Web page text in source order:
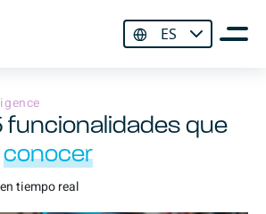
ES
funcionalidades que
conocer
tiempo real